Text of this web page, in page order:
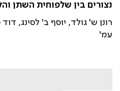
נצורים בין שלפוחית השתן
רונן ש' גולד, יוסף ב' לסינג, דוד
עמ'